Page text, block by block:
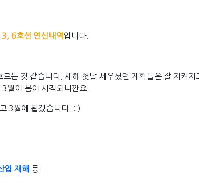
3, 6호선 연신내역입니다.
는 것 같습니다. 새해 첫날 세우셨던 계획들은 잘 지켜
월이 봄이 시작되니깐요.
3월에 뵙겠습니다. : )
업 재해 등